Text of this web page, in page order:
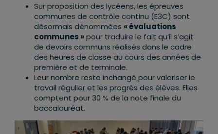
Sur proposition des lycéens, les épreuves
communes de contrôle continu (E3C) sont
désormais dénommées « évaluations
communes »pour traduire le fait qu’il s’agit
de devoirs communs réalisés dans le cadre
des heures de classe au cours des années de
première et de terminale.
Leur nombre reste inchangé pour valoriser le
travail régulier et les progrès des élèves. Elles
comptent pour 30 % de la note finale du
baccalauréat.